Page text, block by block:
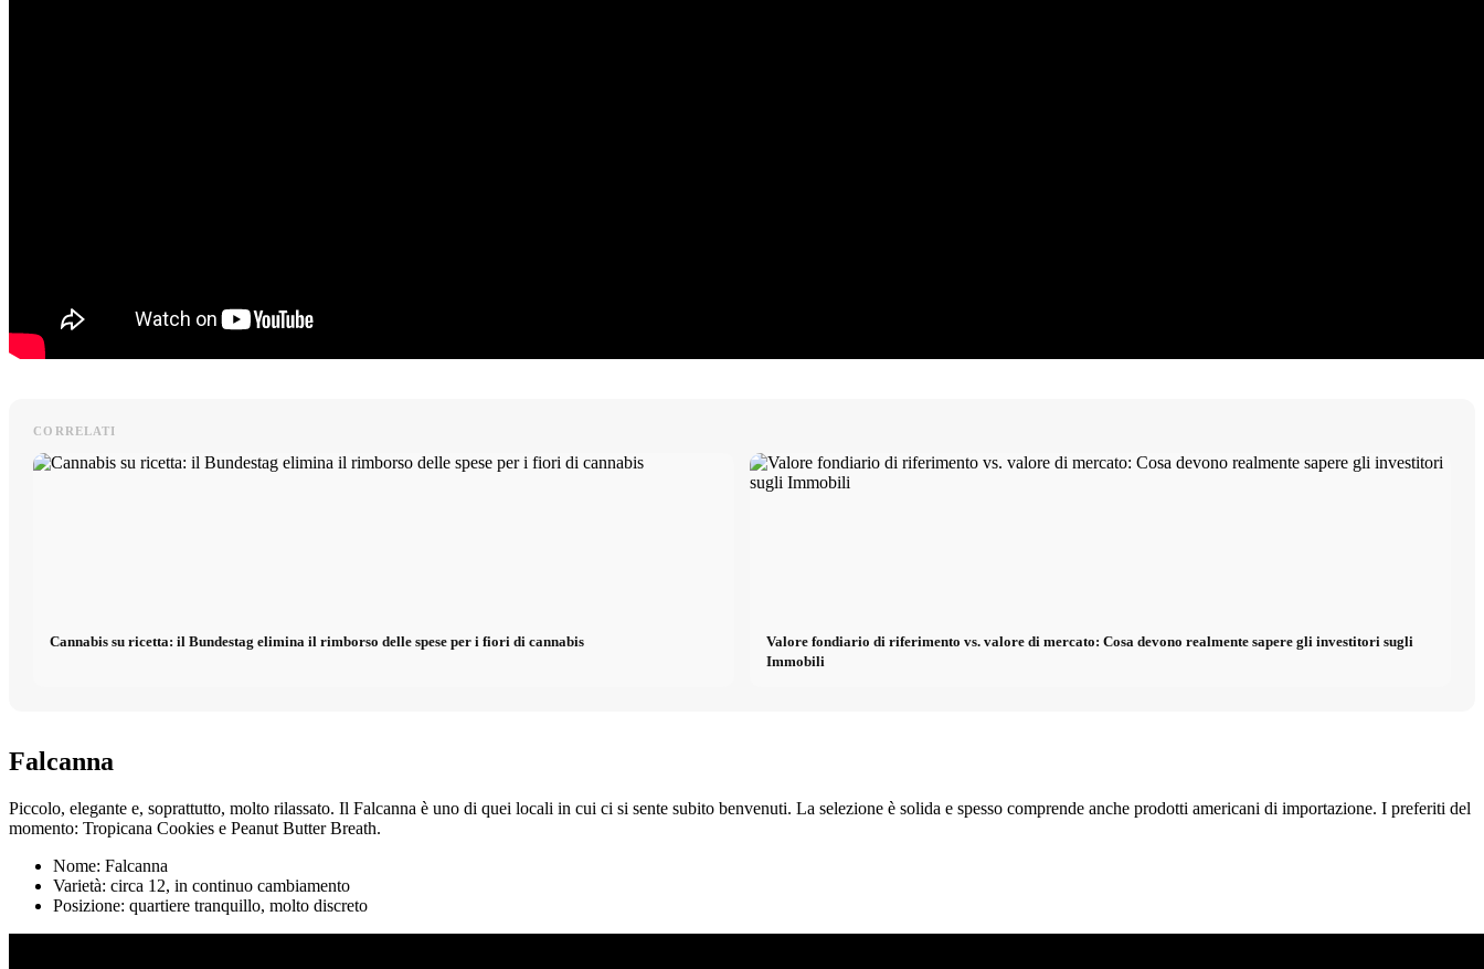
CORRELATI
Cannabis su ricetta: il Bundestag elimina il rimborso delle spese per i fiori di cannabis
Valore fondiario di riferimento vs. valore di mercato: Cosa devono realmente sapere gli investitori sugli
Immobili
Falcanna
Piccolo, elegante e, soprattutto, molto rilassato. Il Falcanna è uno di quei locali in cui ci si sente subito benvenuti. La selezione è solida e spesso comprende anche prodotti americani di importazione. I preferiti del
momento: Tropicana Cookies e Peanut Butter Breath.
Nome: Falcanna
Varietà: circa 12, in continuo cambiamento
Posizione: quartiere tranquillo, molto discreto